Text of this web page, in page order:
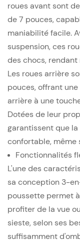
roues avant sont
de 7 pouces,
maniabilité facile.
suspension, ces
des chocs,
Les roues arrière
pouces, offrant
arrière à une
Dotées de leur
garantissent que
confortable, même
Fonctionnalités
L'une des
sa conception 3-
poussette permet
profiter de la vue
sieste, selon ses
suffisamment